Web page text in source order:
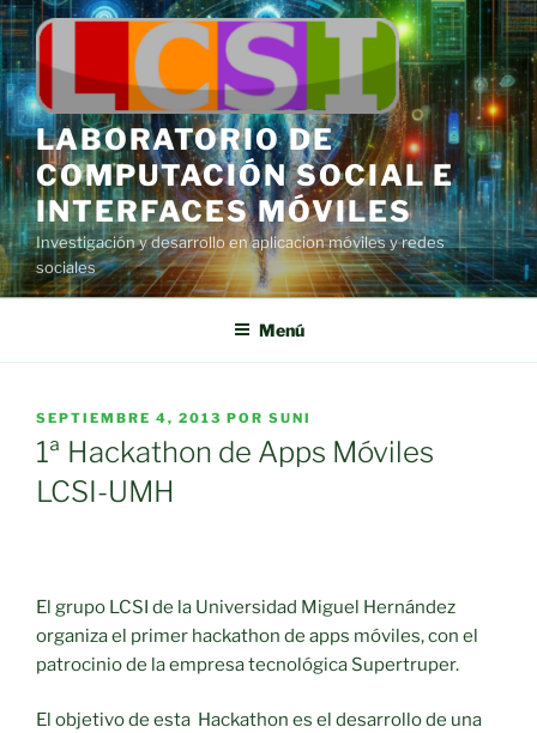
Saltar
al
contenido
LABORATORIO DE
COMPUTACIÓN SOCIAL E
INTERFACES MÓVILES
Investigación y desarrollo en aplicacion móviles y redes
sociales
Menú
PUBLICADO
EL
SEPTIEMBRE 4, 2013 POR SUNI
1ª Hackathon de Apps Móviles
LCSI-UMH
El grupo LCSI de la Universidad Miguel Hernández
organiza el primer hackathon de apps móviles, con el
patrocinio de la empresa tecnológica Supertruper.
El objetivo de esta Hackathon es el desarrollo de una